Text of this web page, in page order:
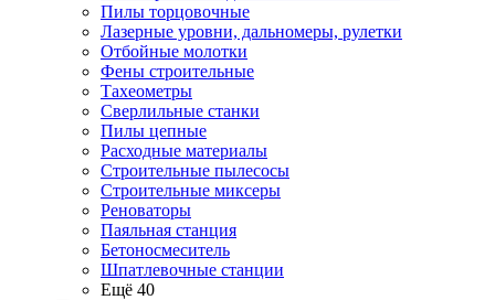
Пилы торцовочные
Лазерные уровни, дальномеры, рулетки
Отбойные молотки
Фены строительные
Тахеометры
Сверлильные станки
Пилы цепные
Расходные материалы
Строительные пылесосы
Строительные миксеры
Реноваторы
Паяльная станция
Бетоносмеситель
Шпатлевочные станции
Ещё 40